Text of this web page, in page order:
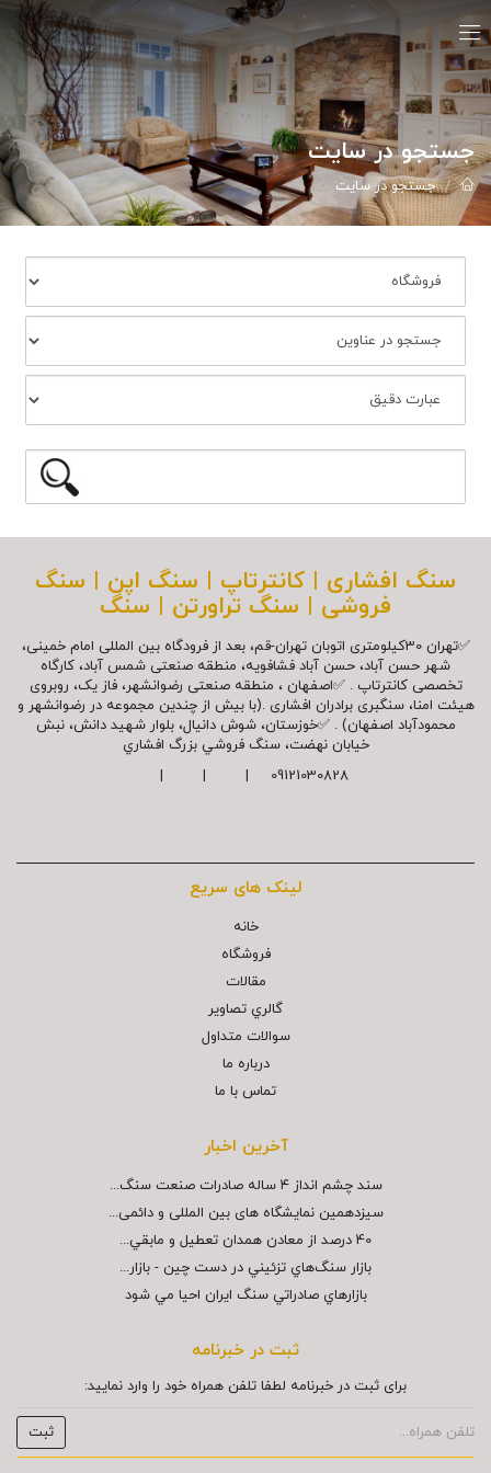
جستجو در سایت
جستجو در سایت
سنگ افشاری | کانترتاپ | سنگ اپن | سنگ
فروشی | سنگ تراورتن | سنگ
✅تهران 30کیلومتری اتوبان تهران-قم، بعد از فرودگاه بین المللی امام خمینی،
شهر حسن آباد، حسن آباد فشافویه، منطقه صنعتی شمس آباد، کارگاه
تخصصی کانترتاپ . ✅اصفهان ، منطقه صنعتی رضوانشهر، فاز یک، روبروی
هیئت امنا، سنگبری برادران افشاری .(با بیش از چندین مجموعه در رضوانشهر و
محمودآباد اصفهان) . ✅خوزستان، شوش دانیال، بلوار شهيد دانش، نبش
خیابان نهضت، سنگ فروشي بزرگ افشاري
09121030828 | | |
لینک های سریع
خانه
فروشگاه
مقالات
گالري تصاوير
سوالات متداول
درباره ما
تماس با ما
آخرین اخبار
سند چشم انداز ۴ ساله صادرات صنعت سنگ...
سیزدهمین نمایشگاه های بین المللی و دائمی...
40 درصد از معادن همدان تعطيل و مابقي...
بازار سنگ‌هاي تزئيني در دست چين - بازار...
بازارهاي صادراتي سنگ ايران احيا مي شود
ثبت در خبرنامه
برای ثبت در خبرنامه لطفا تلفن همراه خود را وارد نمایید: